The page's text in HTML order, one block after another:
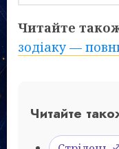
Читайте
зодіаку —
Читайте